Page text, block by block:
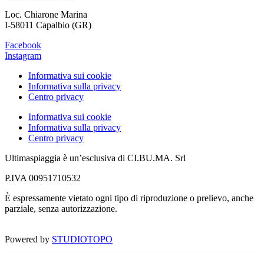
Loc. Chiarone Marina
I-58011 Capalbio (GR)
Facebook
Instagram
Informativa sui cookie
Informativa sulla privacy
Centro privacy
Informativa sui cookie
Informativa sulla privacy
Centro privacy
Ultimaspiaggia è un’esclusiva di CI.BU.MA. Srl
P.IVA 00951710532
È espressamente vietato ogni tipo di riproduzione o prelievo, anche
parziale, senza autorizzazione.
Powered by STUDIOTOPO